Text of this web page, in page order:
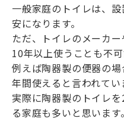
一般家庭のトイレは、
安になります。
ただ、トイレのメーカー
10年以上使うことも不
例えば陶器製の便器の
年間使えると言われてい
実際に陶器製のトイレ
る家庭も多いと思います。